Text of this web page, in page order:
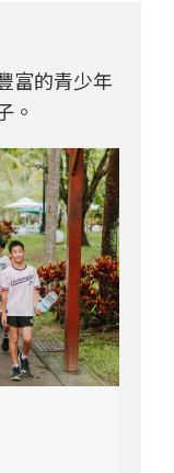
富的青少年
。